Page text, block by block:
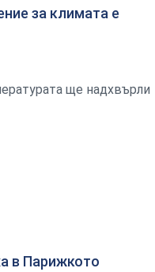
за климата е
ще надхвърли
в Парижкото